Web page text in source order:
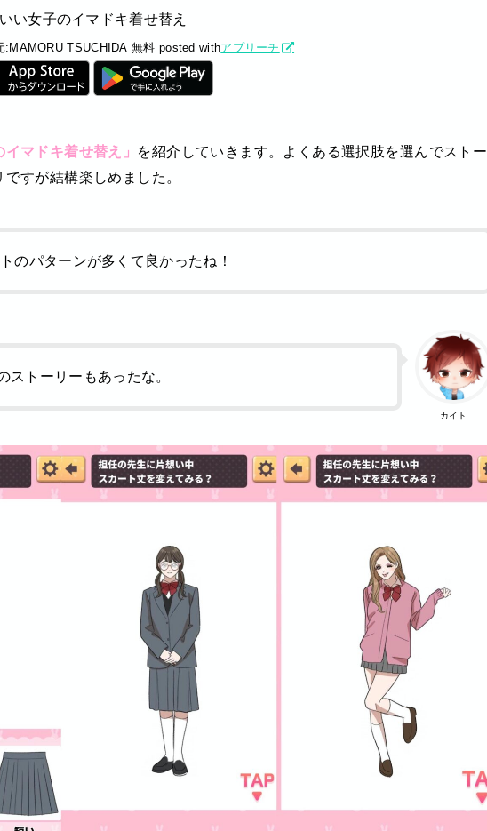
い女子のイマドキ着せ替え
:MAMORU TSUCHIDA 無料 posted withアプリーチ
イマドキ着せ替え」 を紹介していきます。よくある選択肢を選んでストー
すが結構楽しめました。
のパターンが多くて良かったね！
カイト
ストーリーもあったな。